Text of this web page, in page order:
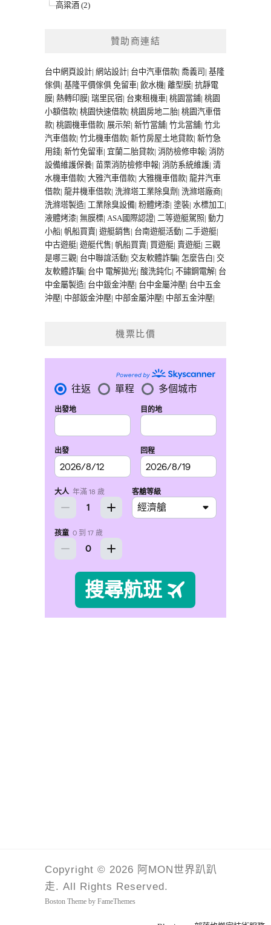
高粱酒 (2)
贊助商連結
台中網頁設計| 網站設計| 台中汽車借款| 喬義司 | 基隆
傢俱| 基隆平價傢俱 免留車| 飲水機| 離型膜| 抗靜電
膜| 熱轉印膜| 瑞里民宿| 台東租機車| 桃園當鋪| 桃園
小額借款| 桃園快速借款| 桃園房地二胎| 桃園汽車借
款| 桃園機車借款| 展示架| 新竹當舖| 竹北當舖| 竹北
汽車借款| 竹北機車借款| 新竹房屋土地貸款| 新竹急
用錢| 新竹免留車| 宜蘭二胎貸款| 消防檢修申報| 消防
設備維護保養| 苗栗消防檢修申報| 消防系統維護| 清
水機車借款| 大雅汽車借款| 大雅機車借款| 龍井汽車
借款| 龍井機車借款| 洗滌塔工業除臭劑 | 洗滌塔廠商|
洗滌塔製造| 工業除臭設備| 粉體烤漆| 塗裝| 水標加工|
液體烤漆| 無膜標| ASA國際認證| 二等遊艇駕照| 動力
小船| 帆船買賣| 遊艇銷售| 台南遊艇活動| 二手遊艇|
中古遊艇| 遊艇代售| 帆船買賣| 買遊艇| 賣遊艇| 三觀
是哪三觀| 台中聯誼活動| 交友軟體詐騙| 怎麼告白| 交
友軟體詐騙| 台中 電解拋光| 酸洗鈍化| 不鏽鋼電解| 台
中金屬製造| 台中鈑金沖壓| 台中金屬沖壓| 台中五金
沖壓| 中部鈑金沖壓| 中部金屬沖壓| 中部五金沖壓|
機票比價
Copyright © 2026 阿MON世界趴趴
走. All Rights Reserved.
Boston Theme by FameThemes